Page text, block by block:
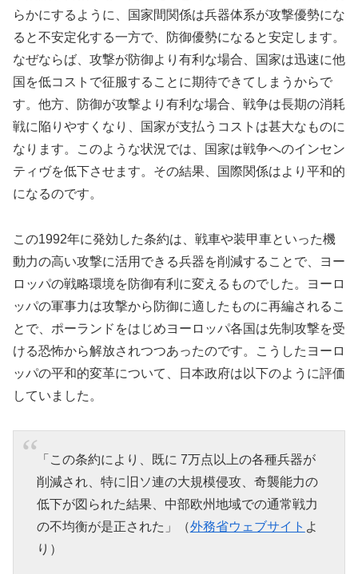
らかにするように、国家間関係は兵器体系が攻撃優勢にな
ると不安定化する一方で、防御優勢になると安定します。
なぜならば、攻撃が防御より有利な場合、国家は迅速に他
国を低コストで征服することに期待できてしまうからで
す。他方、防御が攻撃より有利な場合、戦争は長期の消耗
戦に陥りやすくなり、国家が支払うコストは甚大なものに
なります。このような状況では、国家は戦争へのインセン
ティヴを低下させます。その結果、国際関係はより平和的
になるのです。
この1992年に発効した条約は、戦車や装甲車といった機
動力の高い攻撃に活用できる兵器を削減することで、ヨー
ロッパの戦略環境を防御有利に変えるものでした。ヨーロ
ッパの軍事力は攻撃から防御に適したものに再編されるこ
とで、ポーランドをはじめヨーロッパ各国は先制攻撃を受
ける恐怖から解放されつつあったのです。こうしたヨーロ
ッパの平和的変革について、日本政府は以下のように評価
していました。
「この条約により、既に 7万点以上の各種兵器が
削減され、特に旧ソ連の大規模侵攻、奇襲能力の
低下が図られた結果、中部欧州地域での通常戦力
の不均衡が是正された」（外務省ウェブサイト よ
り）